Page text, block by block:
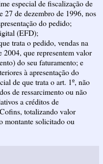
especial de fiscalização de
27 de dezembro de 1996, nos
do pedido;
(EFD);
trata o pedido, vendas na
que representem valor
do seu faturamento; e
à apresentação do
de que trata o art. 1º, não
de ressarcimento ou não
a créditos de
totalizando valor
montante solicitado ou